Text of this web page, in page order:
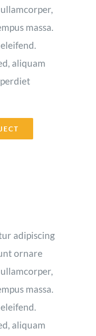
massa.
aliquam
adipiscing
ornare
massa.
aliquam